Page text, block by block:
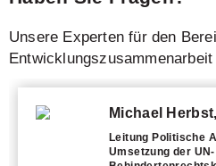
Unsere Experten für den
Michael
Leitung Politische
Umsetzung der UN-